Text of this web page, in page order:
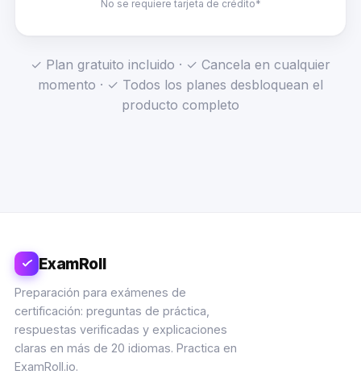
No se requiere tarjeta de crédito*
✓ Plan gratuito incluido · ✓ Cancela en cualquier
momento · ✓ Todos los planes desbloquean el
producto completo
ExamRoll
Preparación para exámenes de
certificación: preguntas de práctica,
respuestas verificadas y explicaciones
claras en más de 20 idiomas. Practica en
ExamRoll.io.